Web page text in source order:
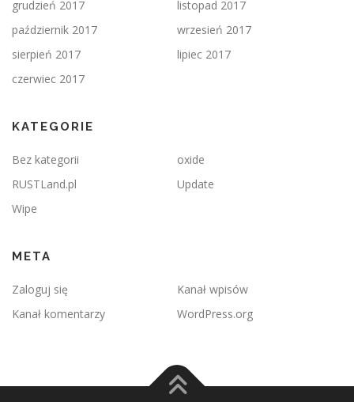
grudzień 2017
listopad 2017
październik 2017
wrzesień 2017
sierpień 2017
lipiec 2017
czerwiec 2017
KATEGORIE
Bez kategorii
oxide
RUSTLand.pl
Update
Wipe
META
Zaloguj się
Kanał wpisów
Kanał komentarzy
WordPress.org